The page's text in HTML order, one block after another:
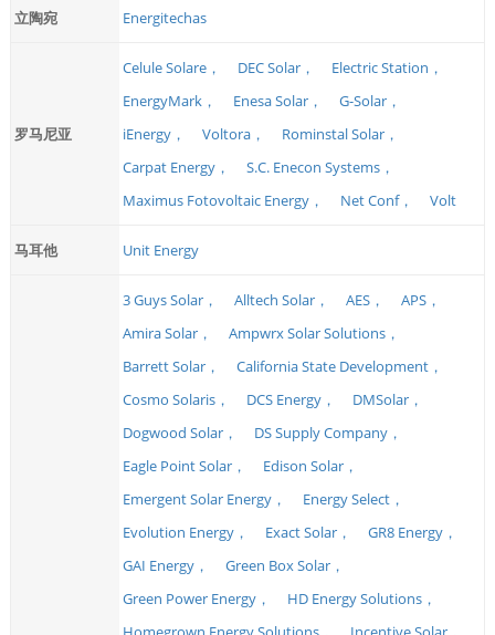
立陶宛 Energitechas
罗马尼亚
Celule Solare， DEC Solar，
Electric Station，
EnergyMark，
Enesa Solar，
G-Solar，
iEnergy，
Voltora，
Rominstal Solar，
Carpat Energy，
S.C. Enecon Systems，
Maximus Fotovoltaic Energy，
Net Conf， Volt
马耳他 Unit Energy
3 Guys Solar， Alltech Solar， AES，
APS，
Amira Solar，
Ampwrx Solar Solutions，
Barrett Solar，
California State Development，
Cosmo Solaris，
DCS Energy，
DMSolar，
Dogwood Solar，
DS Supply Company，
Eagle Point Solar，
Edison Solar，
Emergent Solar Energy，
Energy Select，
Evolution Energy，
Exact Solar，
GR8 Energy，
GAI Energy，
Green Box Solar，
Green Power Energy，
HD Energy Solutions，